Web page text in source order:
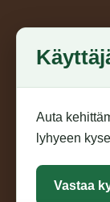
Auta
lyhyeen
Vastaa